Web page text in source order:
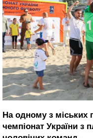
На одному з міських
чемпіонат України з